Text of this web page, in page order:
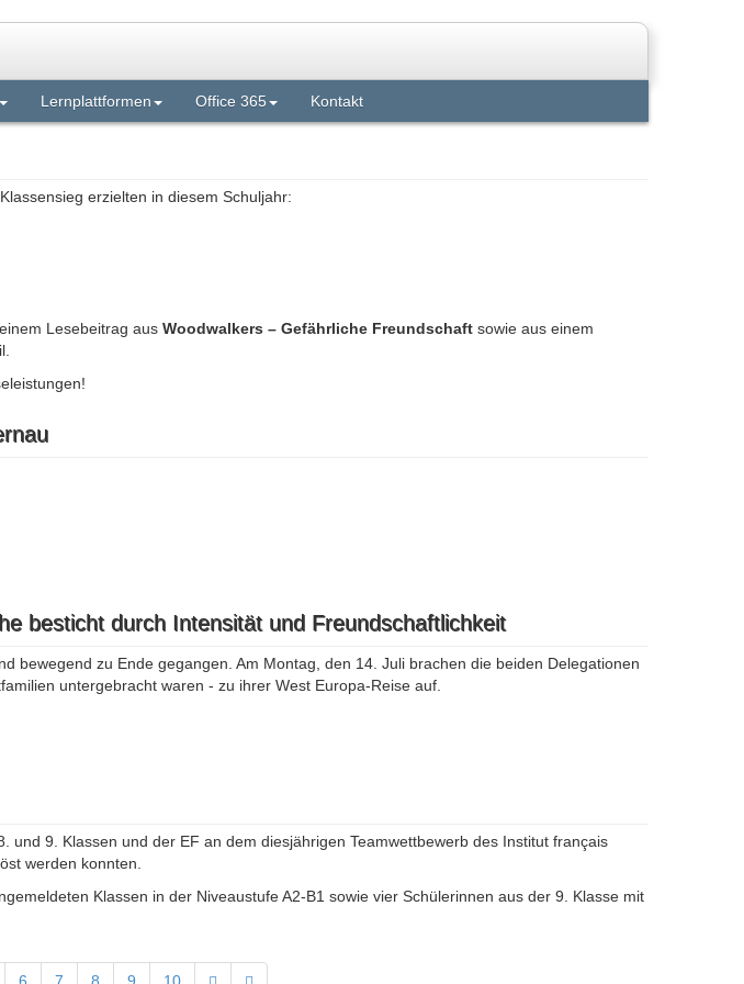
Lernplattformen Office 365 Kontakt
erzielten in diesem Schuljahr:
Lesebeitrag aus Woodwalkers – Gefährliche Freundschaft sowie aus einem
besticht durch Intensität und Freundschaftlichkeit
bewegend zu Ende gegangen. Am Montag, den 14. Juli brachen die beiden Delegationen
untergebracht waren - zu ihrer West Europa-Reise auf.
9. Klassen und der EF an dem diesjährigen Teamwettbewerb des Institut français
werden konnten.
Klassen in der Niveaustufe A2-B1 sowie vier Schülerinnen aus der 9. Klasse mit